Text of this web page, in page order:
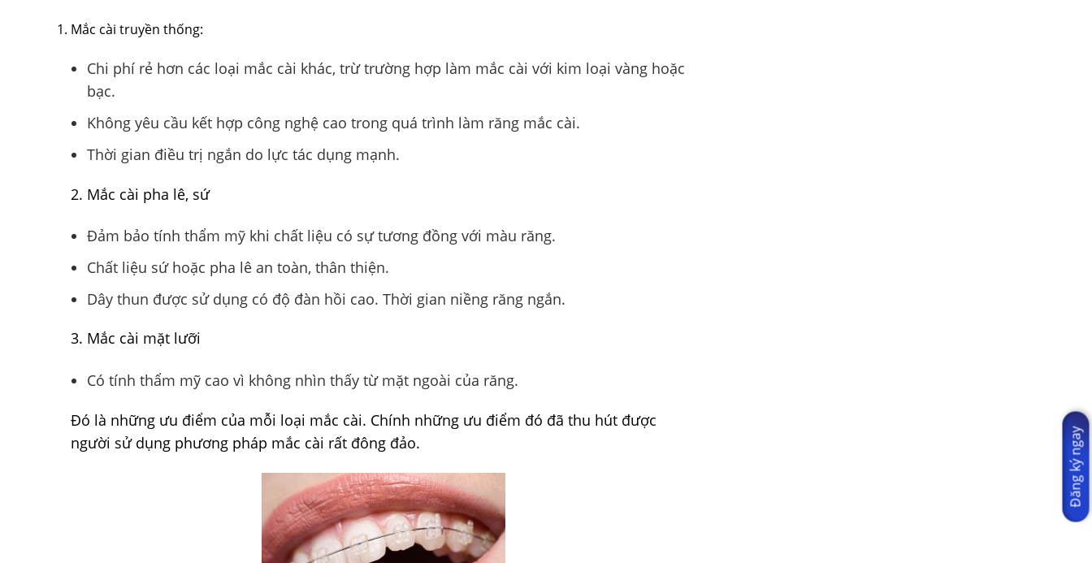
Mắc cài truyền thống:
Chi phí rẻ hơn các loại mắc cài khác, trừ trường hợp làm mắc cài với kim loại vàng hoặc
bạc.
Không yêu cầu kết hợp công nghệ cao trong quá trình làm răng mắc cài.
Thời gian điều trị ngắn do lực tác dụng mạnh.
2. Mắc cài pha lê, sứ
Đảm bảo tính thẩm mỹ khi chất liệu có sự tương đồng với màu răng.
Chất liệu sứ hoặc pha lê an toàn, thân thiện.
Dây thun được sử dụng có độ đàn hồi cao. Thời gian niềng răng ngắn.
3. Mắc cài mặt lưỡi
Có tính thẩm mỹ cao vì không nhìn thấy từ mặt ngoài của răng.
Đó là những ưu điểm của mỗi loại mắc cài. Chính những ưu điểm đó đã thu hút được
người sử dụng phương pháp mắc cài rất đông đảo.
Đăng ký ngay